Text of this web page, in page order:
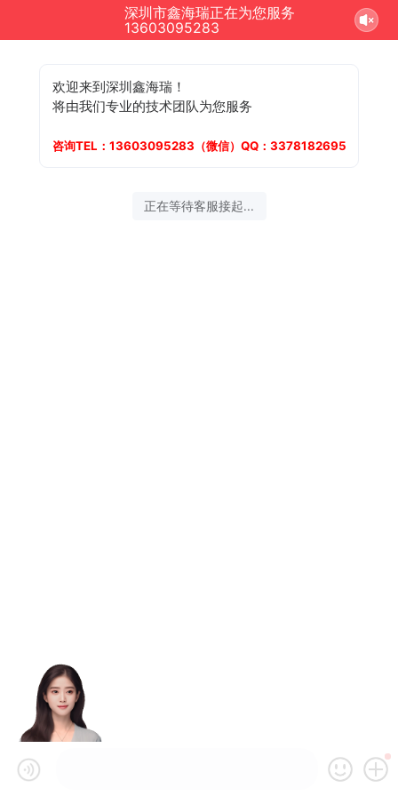
深圳市鑫海瑞正在为您服务
13603095283
欢迎来到深圳鑫海瑞！
将由我们专业的技术团队为您服务
咨询TEL：13603095283（微信）QQ：3378182695
正在等待客服接起...